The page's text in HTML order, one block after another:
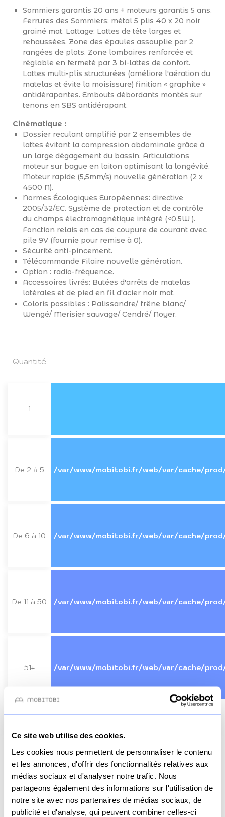
Ce site web utilise des cookies.
Les cookies nous permettent de personnaliser le contenu
et les annonces, d'offrir des fonctionnalités relatives aux
médias sociaux et d'analyser notre trafic. Nous
partageons également des informations sur l'utilisation de
notre site avec nos partenaires de médias sociaux, de
publicité et d'analyse, qui peuvent combiner celles-ci
Sommiers garantis 20 ans + moteurs garantis 5 ans.
Ferrures des Sommiers: métal 5 plis 40 x 20 noir
grainé mat. Lattage: Lattes de tête larges et
rehaussées. Zone des épaules assouplie par 2
rangées de plots. Zone lombaires renforcée et
réglable en fermeté par 3 bi-lattes de confort.
Lattes multi-plis structurées (améliore l'aération du
matelas et évite la moisissure) finition « graphite »
antidérapantes. Embouts débordants montés sur
tenons en SBS antidérapant.
Cinématique :
Dossier reculant amplifié par 2 ensembles de
lattes évitant la compression abdominale grâce à
un large dégagement du bassin. Articulations
moteur sur bague en laiton optimisant la longévité.
Moteur rapide (5,5mm/s) nouvelle génération (2 x
4500 N).
Normes Écologiques Européennes: directive
2005/32/EC. Système de protection et de contrôle
du champs électromagnétique intégré (<0,5W ).
Fonction relais en cas de coupure de courant avec
pile 9V (fournie pour remise à 0).
Sécurité anti-pincement.
Télécommande Filaire nouvelle génération.
Option : radio-fréquence.
Accessoires livrés: Butées d'arrêts de matelas
latérales et de pied en fil d'acier noir mat.
Coloris possibles : Palissandre/ frêne blanc/
Wengé/ Merisier sauvage/ Cendré/ Noyer.
Quantité
1
De 2 à 5 /var/www/mobitobi.fr/web/var/cache/
De 6 à 10 /var/www/mobitobi.fr/web/var/cache/
De 11 à 50 /var/www/mobitobi.fr/web/var/cache/
51+ /var/www/mobitobi.fr/web/var/cache/
Nombre d’unité
Total HT 2075 €
Total TVA 415 €